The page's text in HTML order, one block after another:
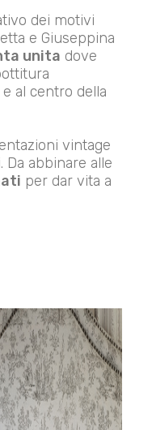
dei motivi
e Giuseppina
unita dove
al centro della
vintage
Da abbinare alle
per dar vita a